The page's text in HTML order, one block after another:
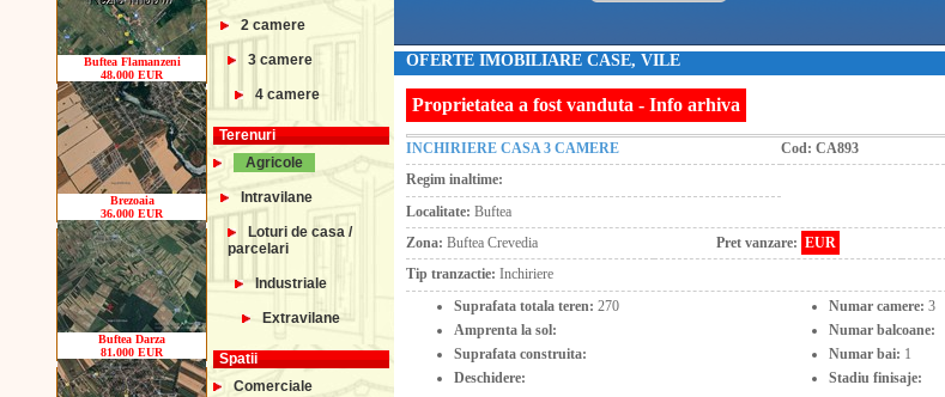
Buftea Flamanzeni
48.000 EUR
Brezoaia
36.000 EUR
Buftea Darza
81.000 EUR
2 camere
3 camere
4 camere
Terenuri
Agricole
Intravilane
Loturi de casa /
parcelari
Industriale
Extravilane
Spatii
Comerciale
OFERTE IMOBILIARE CASE, VILE
Proprietatea a fost vanduta - Info arhiva
INCHIRIERE CASA 3 CAMERE Cod:CA893
Regim inaltime:
Localitate: Buftea
Zona: Buftea Crevedia Pret vanzare: EUR
Tip tranzactie: Inchiriere
Suprafata totala teren: 270
Amprenta la sol:
Suprafata construita:
Deschidere:
Numar camere:3
Numar balcoane:
Numar bai: 1
Stadiu finisaje: